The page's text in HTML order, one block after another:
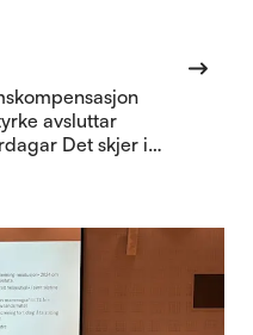
avsluttar
Det skjer i